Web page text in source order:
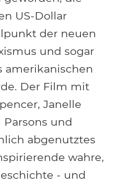
US-Dollar
der neuen
und sogar
amerikanischen
Der Film mit
Janelle
Parsons und
abgenutztes
wahre,
- und